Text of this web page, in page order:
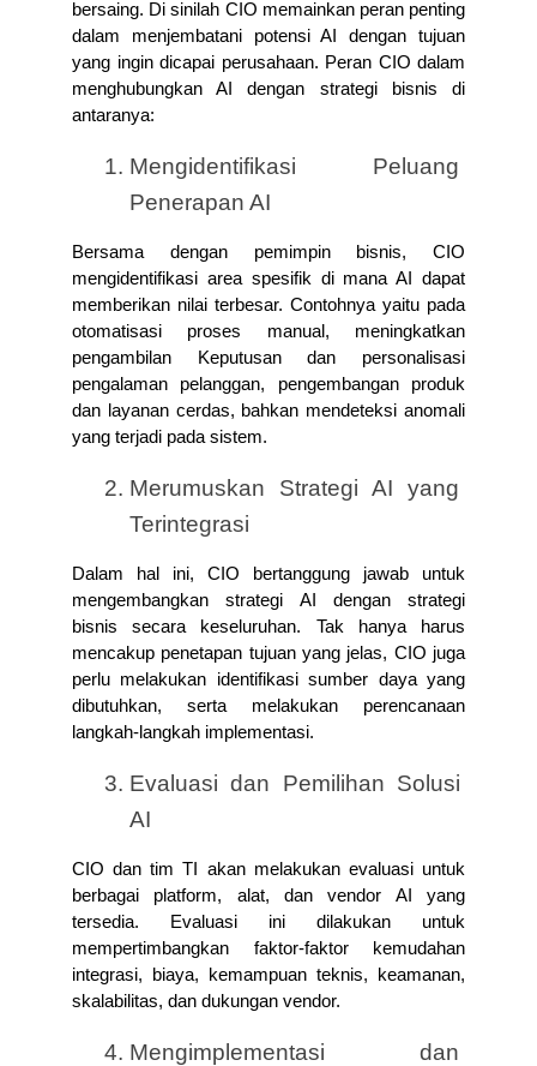
bersaing. Di sinilah CIO memainkan peran penting
dalam menjembatani potensi AI dengan tujuan
yang ingin dicapai perusahaan. Peran CIO dalam
menghubungkan AI dengan strategi bisnis di
antaranya:
Mengidentifikasi Peluang
Penerapan AI
Bersama dengan pemimpin bisnis, CIO
mengidentifikasi area spesifik di mana AI dapat
memberikan nilai terbesar. Contohnya yaitu pada
otomatisasi proses manual, meningkatkan
pengambilan Keputusan dan personalisasi
pengalaman pelanggan, pengembangan produk
dan layanan cerdas, bahkan mendeteksi anomali
yang terjadi pada sistem.
Merumuskan Strategi AI yang
Terintegrasi
Dalam hal ini, CIO bertanggung jawab untuk
mengembangkan strategi AI dengan strategi
bisnis secara keseluruhan. Tak hanya harus
mencakup penetapan tujuan yang jelas, CIO juga
perlu melakukan identifikasi sumber daya yang
dibutuhkan, serta melakukan perencanaan
langkah-langkah implementasi.
Evaluasi dan Pemilihan Solusi
AI
CIO dan tim TI akan melakukan evaluasi untuk
berbagai platform, alat, dan vendor AI yang
tersedia. Evaluasi ini dilakukan untuk
mempertimbangkan faktor-faktor kemudahan
integrasi, biaya, kemampuan teknis, keamanan,
skalabilitas, dan dukungan vendor.
Mengimplementasi dan